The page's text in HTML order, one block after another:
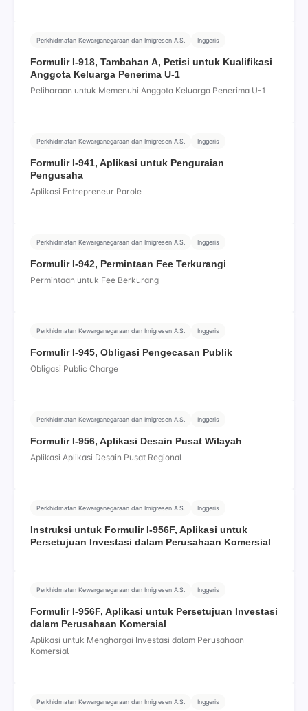
Perkhidmatan Kewarganegaraan dan Imigresen A.S. Inggeris
Formulir I-918, Tambahan A, Petisi untuk Kualifikasi
Anggota Keluarga Penerima U-1
Peliharaan untuk Memenuhi Anggota Keluarga Penerima U-1
Perkhidmatan Kewarganegaraan dan Imigresen A.S. Inggeris
Formulir I-941, Aplikasi untuk Penguraian
Pengusaha
Aplikasi Entrepreneur Parole
Perkhidmatan Kewarganegaraan dan Imigresen A.S. Inggeris
Formulir I-942, Permintaan Fee Terkurangi
Permintaan untuk Fee Berkurang
Perkhidmatan Kewarganegaraan dan Imigresen A.S. Inggeris
Formulir I-945, Obligasi Pengecasan Publik
Obligasi Public Charge
Perkhidmatan Kewarganegaraan dan Imigresen A.S. Inggeris
Formulir I-956, Aplikasi Desain Pusat Wilayah
Aplikasi Aplikasi Desain Pusat Regional
Perkhidmatan Kewarganegaraan dan Imigresen A.S. Inggeris
Instruksi untuk Formulir I-956F, Aplikasi untuk
Persetujuan Investasi dalam Perusahaan Komersial
Perkhidmatan Kewarganegaraan dan Imigresen A.S. Inggeris
Formulir I-956F, Aplikasi untuk Persetujuan Investasi
dalam Perusahaan Komersial
Aplikasi untuk Menghargai Investasi dalam Perusahaan
Komersial
Perkhidmatan Kewarganegaraan dan Imigresen A.S. Inggeris